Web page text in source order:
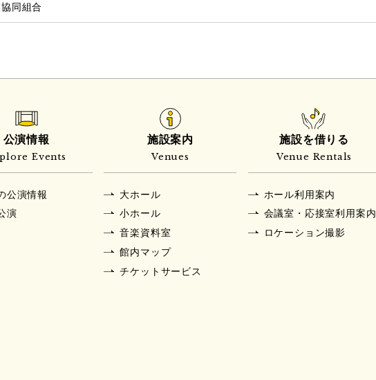
同組合
公演情報
Events
公演情報
演
施設案内
Venues
大ホール
小ホール
音楽資料室
館内マップ
チケットサービス
施設を借りる
Venue Rentals
ホール利用案内
会議室・応接室利用案内
ロケーション撮影